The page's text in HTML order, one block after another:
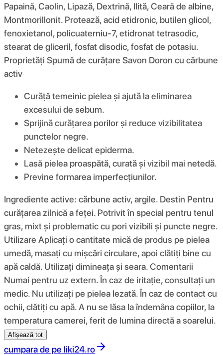
Papaină, Caolin, Lipază, Dextrină, Ilită, Ceară de albine,
Montmorillonit. Protează, acid etidronic, butilen glicol,
fenoxietanol, policuaterniu-7, etidronat tetrasodic,
stearat de gliceril, fosfat disodic, fosfat de potasiu.
Proprietăți Spumă de curățare Savon Doron cu cărbune
activ
Curăță temeinic pielea și ajută la eliminarea
excesului de sebum.
Sprijină curățarea porilor și reduce vizibilitatea
punctelor negre.
Netezește delicat epiderma.
Lasă pielea proaspătă, curată și vizibil mai netedă.
Previne formarea imperfecțiunilor.
Ingrediente active: cărbune activ, argile. Destin Pentru
curățarea zilnică a feței. Potrivit în special pentru tenul
gras, mixt și problematic cu pori vizibili și puncte negre.
Utilizare Aplicați o cantitate mică de produs pe pielea
umedă, masați cu mișcări circulare, apoi clătiți bine cu
apă caldă. Utilizați dimineața și seara. Comentarii
Numai pentru uz extern. În caz de iritație, consultați un
medic. Nu utilizați pe pielea lezată. În caz de contact cu
ochii, clătiți cu apă. A nu se lăsa la îndemâna copiilor, la
temperatura camerei, ferit de lumina directă a soarelui.
Afișează tot
cumpara de pe liki24.ro